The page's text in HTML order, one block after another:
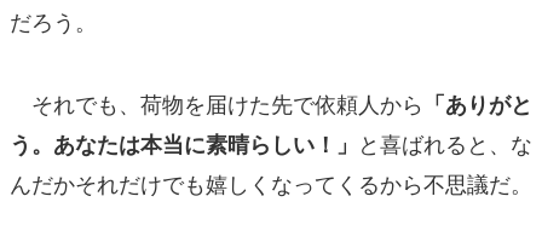
だろう。
それでも、荷物を届けた先で依頼人から 「ありがと
う。あなたは本当に素晴らしい！」 と喜ばれると、な
んだかそれだけでも嬉しくなってくるから不思議だ。